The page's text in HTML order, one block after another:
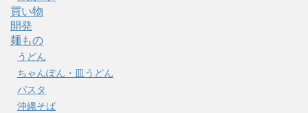
買い物
開発
麺もの
うどん
ちゃんぽん・皿うどん
パスタ
沖縄そば